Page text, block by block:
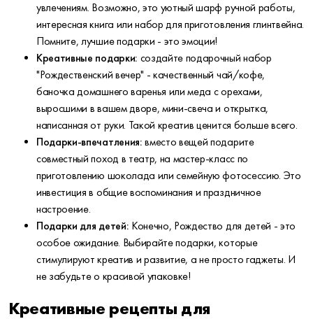
увлечениям. Возможно, это уютный шарф ручной работы,
интересная книга или набор для приготовления глинтвейна.
Помните, лучшие подарки - это эмоции!
Креативные подарки: создайте подарочный набор
"Рождественский вечер" - качественный чай/кофе,
баночка домашнего варенья или меда с орехами,
выросшими в вашем дворе, мини-свеча и открытка,
написанная от руки. Такой креатив ценится больше всего.
Подарки-впечатления: вместо вещей подарите
совместный поход в театр, на мастер-класс по
приготовлению шоколада или семейную фотосессию. Это
инвестиция в общие воспоминания и праздничное
настроение.
Подарки для детей: Конечно, Рождество для детей - это
особое ожидание. Выбирайте подарки, которые
стимулируют креатив и развитие, а не просто гаджеты. И
не забудьте о красивой упаковке!
Креативные рецепты для